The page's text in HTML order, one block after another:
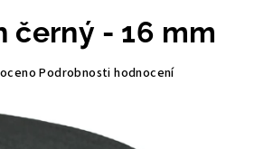
košík
černý - 16 mm
Podrobnosti hodnocení